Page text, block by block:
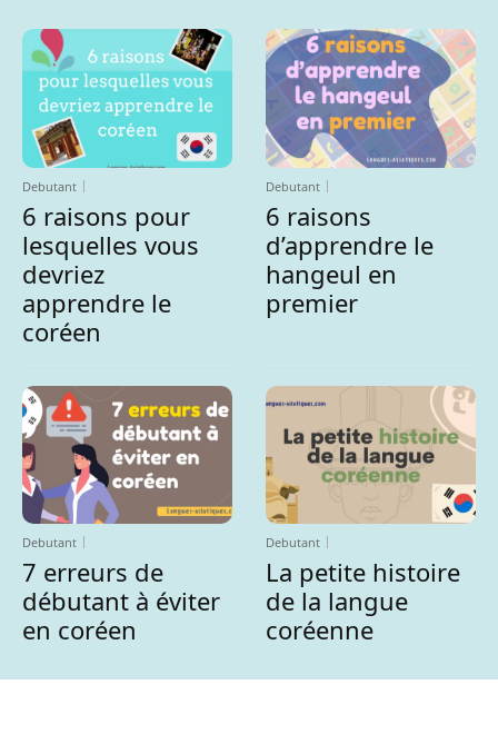
Debutant
6 raisons pour
lesquelles vous
devriez
apprendre le
coréen
Debutant
6 raisons
d’apprendre le
hangeul en
premier
Debutant
7 erreurs de
débutant à éviter
en coréen
Debutant
La petite histoire
de la langue
coréenne